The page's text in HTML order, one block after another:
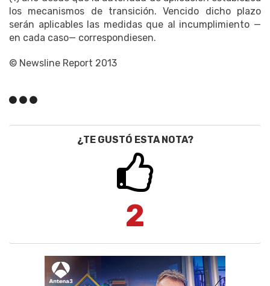
los mecanismos de transición. Vencido dicho plazo
serán aplicables las medidas que al incumplimiento —
en cada caso— correspondiesen.
© Newsline Report 2013
¿TE GUSTÓ ESTA NOTA?
2